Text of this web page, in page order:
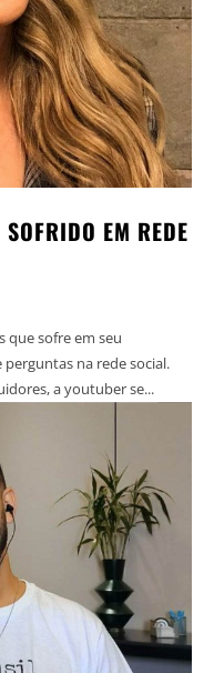
EM REDE
que sofre em seu
na rede social.
a youtuber se...